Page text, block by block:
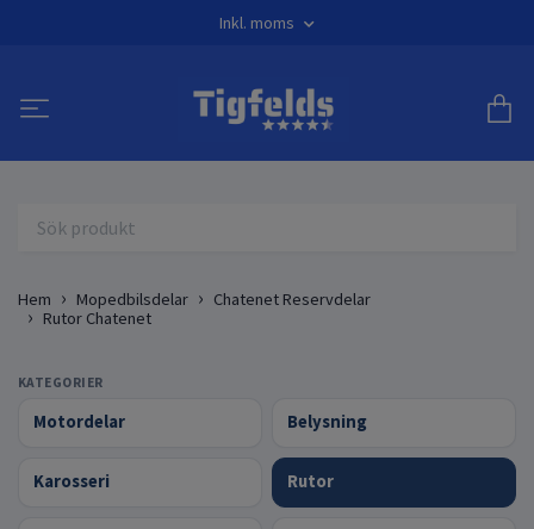
Inkl. moms
Hem Mopedbilsdelar
Chatenet Reservdelar
Rutor Chatenet
KATEGORIER
Motordelar Belysning
Karosseri Rutor